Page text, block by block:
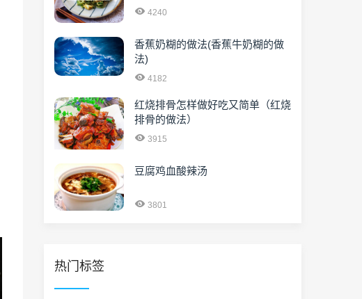
4240
香蕉奶糊的做法(香蕉牛奶糊的做
法)
4182
红烧排骨怎样做好吃又简单（红烧
排骨的做法）
3915
豆腐鸡血酸辣汤
3801
热门标签